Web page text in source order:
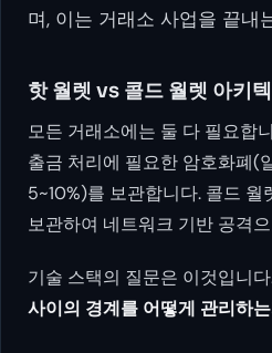
며, 이는 거래소 사업을 끝내
핫 월렛 vs 콜드 월렛 아키
모든 거래소에는 둘 다 필요합
출금 처리에 필요한 암호화폐(
5~10%)를 보관합니다. 콜드
보관하여 네트워크 기반 공격
기술 스택의 질문은 이것입니
사이의 경계를 어떻게 관리하